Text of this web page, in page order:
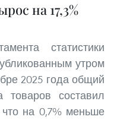
на 17,3%
статистики
утром
2025 года общий
товаров составил
на 0,7% меньше